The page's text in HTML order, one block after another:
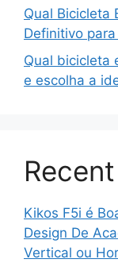
Qual Bicicleta
Definitivo
Qual bicicleta
e escolha a
Kikos F5i é
Design De
Vertical ou